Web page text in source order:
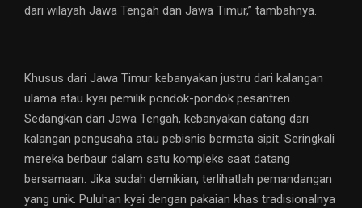
dari wilayah Jawa Tengah dan Jawa Timur,” tambahnya.
Khusus dari Jawa Timur kebanyakan justru dari kalangan
ulama atau kyai pemilik pondok-pondok pesantren.
Sedangkan dari Jawa Tengah, kebanyakan datang dari
kalangan pengusaha atau pebisnis bermata sipit. Seringkali
mereka berbaur dalam satu kompleks saat datang
bersamaan. Jika sudah demikian, terlihatlah pemandangan
yang unik. Puluhan kyai dengan pakaian khas tradisionalnya